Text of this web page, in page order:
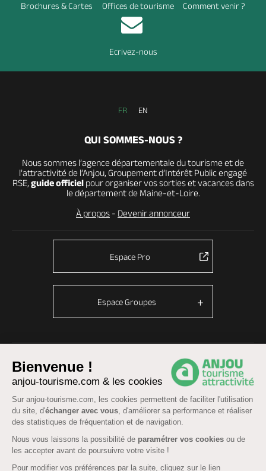
Bienvenue !
anjou-tourisme.com & les cookies
Sur anjou-tourisme.com, les cookies permettent de faciliter l'utilisation
du site, d'échanger avec vous, d'améliorer sa performance et réaliser
des statistiques de fréquentation et de navigation.
Nous vous laissons la possibilité de paramétrer vos cookies ou de
les accepter avant de poursuivre votre visite !
Pour modifier vos préférences par la suite, cliquez sur le lien
Brochures & Cartes Offices de tourisme Comment venir ?
Ecrivez-nous
FR EN
QUI SOMMES-NOUS ?
Nous sommes l’agence départementale du tourisme et de
l’attractivité de l’Anjou, Groupement d’Intérêt Public engagé
RSE, guide officielpour organiser vos sorties et vacances dans
le département de Maine-et-Loire.
À propos - Devenir annonceur
Espace Pro
Espace Groupes
Données personnelles -Cookies